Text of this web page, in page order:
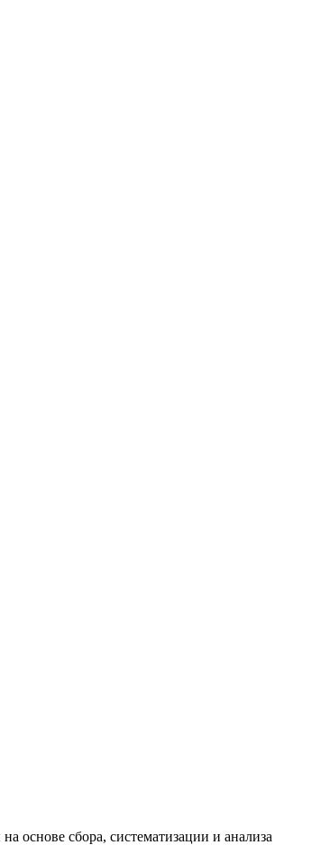
основе сбора, систематизации и анализа